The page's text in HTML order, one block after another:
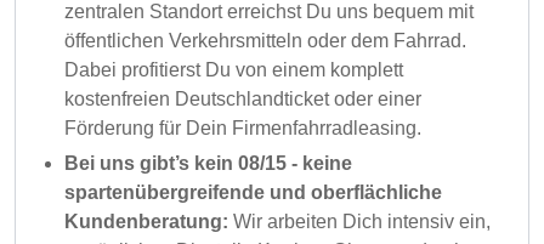
zentralen Standort erreichst Du uns bequem mit
öffentlichen Verkehrsmitteln oder dem Fahrrad.
Dabei profitierst Du von einem komplett
kostenfreien Deutschlandticket oder einer
Förderung für Dein Firmenfahrradleasing.
Bei uns gibt’s kein 08/15 - keine
spartenübergreifende und oberflächliche
Kundenberatung: Wir arbeiten Dich intensiv ein,